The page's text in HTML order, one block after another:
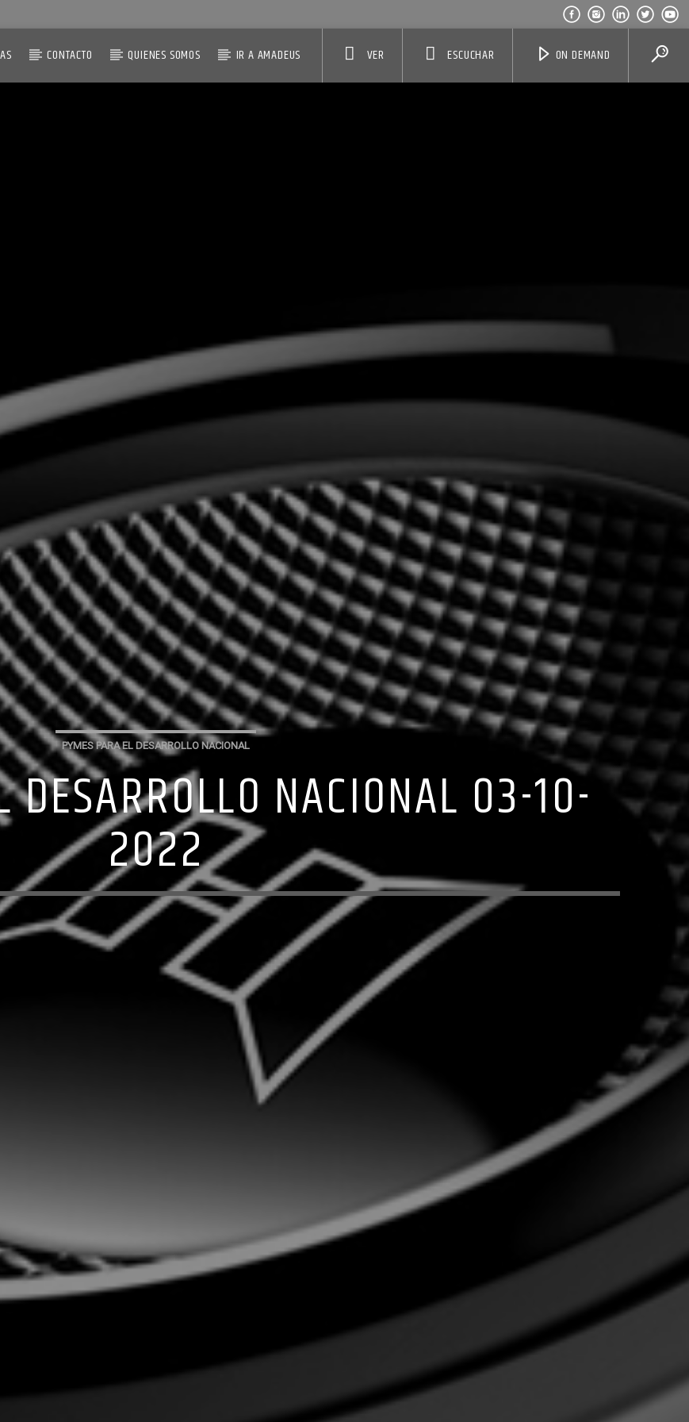
CONTACTO QUIENES SOMOS IR A AMADEUS ON DEMAND
ESCUCHAR
VER
PYMES PARA EL DESARROLLO NACIONAL
DESARROLLO NACIONAL 03-10-
2022